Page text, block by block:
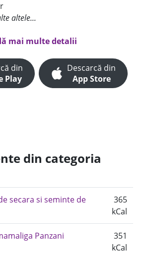
altele...
mai multe detalii
din
Play
Descarcă din
App Store
din categoria
secara si seminte de
365
kCal
Panzani
351
kCal